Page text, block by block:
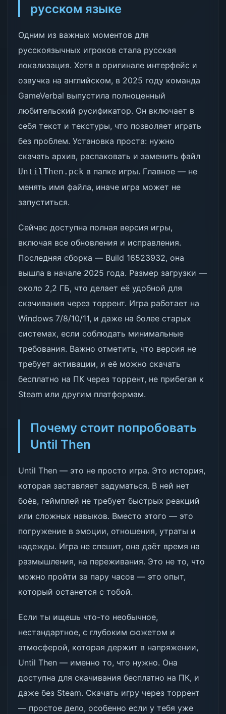
русском языке
Одним из важных моментов для
русскоязычных игроков стала русская
локализация. Хотя в оригинале интерфейс и
озвучка на английском, в 2025 году команда
GameVerbal выпустила полноценный
любительский русификатор. Он включает в
себя текст и текстуры, что позволяет играть
без проблем. Установка проста: нужно
скачать архив, распаковать и заменить файл
UntilThen.pck в папке игры. Главное — не
менять имя файла, иначе игра может не
запуститься.
Сейчас доступна полная версия игры,
включая все обновления и исправления.
Последняя сборка — Build 16523932, она
вышла в начале 2025 года. Размер загрузки —
около 2,2 ГБ, что делает её удобной для
скачивания через торрент. Игра работает на
Windows 7/8/10/11, и даже на более старых
системах, если соблюдать минимальные
требования. Важно отметить, что версия не
требует активации, и её можно скачать
бесплатно на ПК через торрент, не прибегая к
Steam или другим платформам.
Почему стоит попробовать
Until Then
Until Then — это не просто игра. Это история,
которая заставляет задуматься. В ней нет
боёв, геймплей не требует быстрых реакций
или сложных навыков. Вместо этого — это
погружение в эмоции, отношения, утраты и
надежды. Игра не спешит, она даёт время на
размышления, на переживания. Это не то, что
можно пройти за пару часов — это опыт,
который останется с тобой.
Если ты ищешь что-то необычное,
нестандартное, с глубоким сюжетом и
атмосферой, которая держит в напряжении,
Until Then — именно то, что нужно. Она
доступна для скачивания бесплатно на ПК, и
даже без Steam. Скачать игру через торрент
— простое дело, особенно если у тебя уже